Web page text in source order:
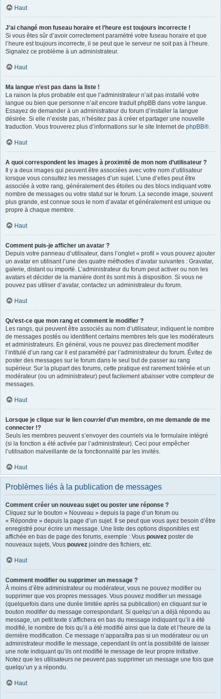
Haut
J’ai changé mon fuseau horaire et l’heure est toujours incorrecte !
Si vous êtes sûr d’avoir correctement paramétré votre fuseau horaire et que
l’heure est toujours incorrecte, il se peut que le serveur ne soit pas à l’heure.
Signalez ce problème à un administrateur.
Haut
Ma langue n’est pas dans la liste !
La raison la plus probable est que l’administrateur n’ait pas installé votre
langue ou bien que personne n’ait encore traduit phpBB dans votre langue.
Essayez de demander à un administrateur du forum d’installer la langue
désirée. Si elle n’existe pas, n’hésitez pas à créer et partager une nouvelle
traduction. Vous trouverez plus d’informations sur le site Internet de phpBB®.
Haut
A quoi correspondent les images à proximité de mon nom d’utilisateur ?
Il y a deux images qui peuvent être associées avec votre nom d’utilisateur
lorsque vous consultez les messages d’un sujet. L’une d’elles peut être
associée à votre rang, généralement des étoiles ou des blocs indiquant votre
nombre de messages ou votre statut sur le forum. La seconde image, souvent
plus grande, est connue sous le nom d’avatar et généralement est unique ou
propre à chaque membre.
Haut
Comment puis-je afficher un avatar ?
Depuis votre panneau d’utilisateur, dans l’onglet « profil » vous pouvez ajouter
un avatar en utilisant l’une des quatre méthodes d’avatar suivantes : Gravatar,
galerie, distant ou importé. L’administrateur du forum peut activer ou non les
avatars et décider de la manière dont ils sont mis à disposition. Si vous ne
pouvez pas utiliser d’avatar, contactez un administrateur du forum.
Haut
Qu’est-ce que mon rang et comment le modifier ?
Les rangs, qui peuvent être associés au nom d’utilisateur, indiquent le nombre
de messages postés ou identifient certains membres tels que les modérateurs
et administrateurs. En général, vous ne pouvez pas directement modifier
l’intitulé d’un rang car il est paramétré par l’administrateur du forum. Évitez de
poster des messages sur le forum dans le seul but de passer au rang
supérieur. Sur la plupart des forums, cette pratique est rarement tolérée et un
modérateur (ou un administrateur) peut facilement abaisser votre compteur de
messages.
Haut
Lorsque je clique sur le lien courrield’un membre, on me demande de me
connecter !?
Seuls les membres peuvent s’envoyer des courriels via le formulaire intégré
(si la fonction a été activée par l’administrateur). Ceci pour empêcher
l’utilisation malveillante de la fonctionnalité par les invités.
Haut
Problèmes liés à la publication de messages
Comment créer un nouveau sujet ou poster une réponse ?
Cliquez sur le bouton « Nouveau » depuis la page d’un forum ou
« Répondre » depuis la page d’un sujet. Il se peut que vous ayez besoin d’être
enregistré pour écrire un message. Une liste des options disponibles est
affichée en bas de page des forums, exemple : Vous pouvez poster de
nouveaux sujets, Vous pouvez joindre des fichiers, etc.
Haut
Comment modifier ou supprimer un message ?
À moins d’être administrateur ou modérateur, vous ne pouvez modifier ou
supprimer que vos propres messages. Vous pouvez modifier un message
(quelquefois dans une durée limitée après sa publication) en cliquant sur le
bouton modifierdu message correspondant. Si quelqu’un a déjà répondu au
message, un petit texte s’affichera en bas du message indiquant qu’il a été
modifié, le nombre de fois qu’il a été modifié ainsi que la date et l’heure de la
dernière modification. Ce message n’apparaîtra pas si un modérateur ou un
administrateur modifie le message, cependant ils ont la possibilité de laisser
une note indiquant qu’ils ont modifié le message de leur propre initiative.
Notez que les utilisateurs ne peuvent pas supprimer un message une fois que
quelqu’un y a répondu.
Haut